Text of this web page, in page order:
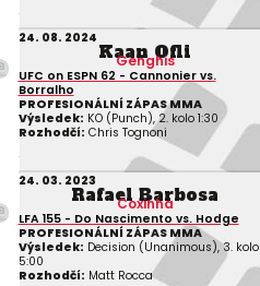
24. 08. 2024
Kaan Ofli
Genghis
UFC on ESPN 62 - Cannonier vs.
Borralho
PROFESIONÁLNÍ ZÁPAS MMA
Výsledek: KO (Punch), 2. kolo 1:30
Rozhodčí: Chris Tognoni
24. 03. 2023
Rafael Barbosa
Coxinha
LFA 155 - Do Nascimento vs. Hodge
PROFESIONÁLNÍ ZÁPAS MMA
Výsledek: Decision (Unanimous), 3. kolo
5:00
Rozhodčí: Matt Rocca